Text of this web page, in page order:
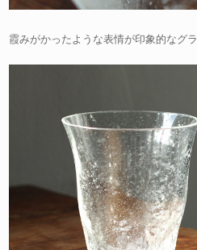
霞みがかったような表情が印象的なグラ